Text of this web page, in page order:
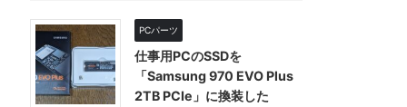
PCパーツ
仕事用PCのSSDを
「Samsung 970 EVO Plus
2TB PCIe」に換装した